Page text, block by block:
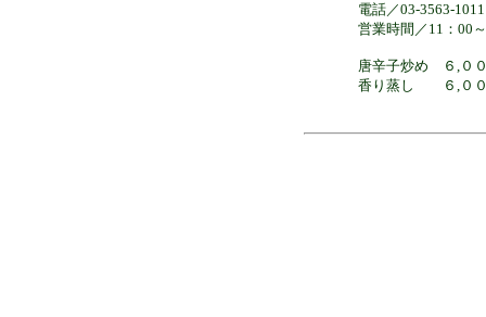
電話／03-3563-1011
営業時間／11：00
唐辛子炒め ６,０
香り蒸し ６,０